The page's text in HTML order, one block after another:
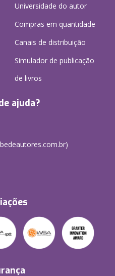
Universidade do autor
Compras em quantidade
Canais de distribuição
Simulador de publicação
de livros
ajuda?